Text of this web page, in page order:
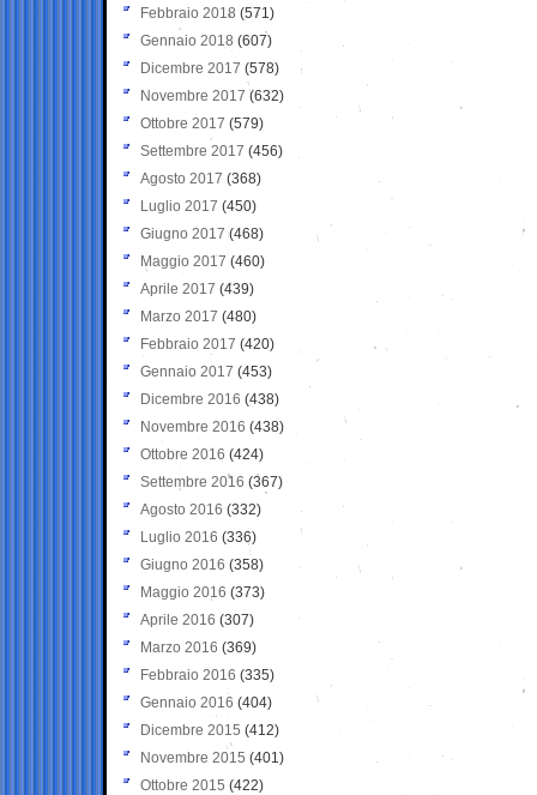
Febbraio 2018 (571)
Gennaio 2018 (607)
Dicembre 2017 (578)
Novembre 2017 (632)
Ottobre 2017 (579)
Settembre 2017 (456)
Agosto 2017 (368)
Luglio 2017 (450)
Giugno 2017 (468)
Maggio 2017 (460)
Aprile 2017 (439)
Marzo 2017 (480)
Febbraio 2017 (420)
Gennaio 2017 (453)
Dicembre 2016 (438)
Novembre 2016 (438)
Ottobre 2016 (424)
Settembre 2016 (367)
Agosto 2016 (332)
Luglio 2016 (336)
Giugno 2016 (358)
Maggio 2016 (373)
Aprile 2016 (307)
Marzo 2016 (369)
Febbraio 2016 (335)
Gennaio 2016 (404)
Dicembre 2015 (412)
Novembre 2015 (401)
Ottobre 2015 (422)